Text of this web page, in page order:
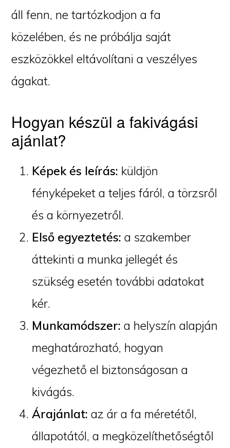
áll fenn, ne tartózkodjon a fa
közelében, és ne próbálja saját
eszközökkel eltávolítani a veszélyes
ágakat.
Hogyan készül a fakivágási
ajánlat?
Képek és leírás: küldjön
fényképeket a teljes fáról, a törzsről
és a környezetről.
Első egyeztetés: a szakember
áttekinti a munka jellegét és
szükség esetén további adatokat
kér.
Munkamódszer: a helyszín alapján
meghatározható, hogyan
végezhető el biztonságosan a
kivágás.
Árajánlat: az ár a fa méretétől,
állapotától, a megközelíthetőségtől